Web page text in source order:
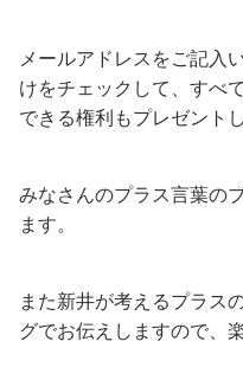
メールアドレスをご記入
けをチェックして、すべ
できる権利もプレゼントし
みなさんのプラス言葉の
ます。
また新井が考えるプラス
グでお伝えしますので、